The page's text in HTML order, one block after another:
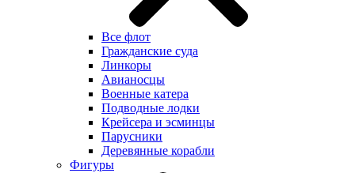
Все флот
Гражданские суда
Линкоры
Авианосцы
Военные катера
Подводные лодки
Крейсера и эсминцы
Парусники
Деревянные корабли
Фигуры